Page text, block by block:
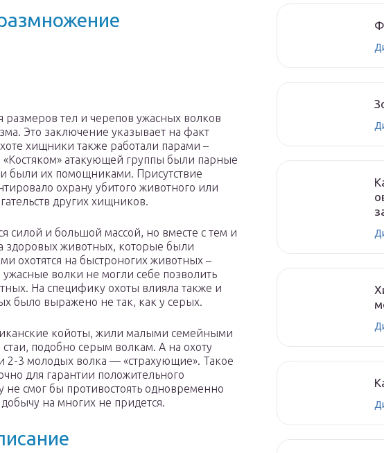
тел и черепов ужасных волков
Это заключение указывает на факт
хищники также работали парами –
атакующей группы были парные
были их помощниками. Присутствие
охрану убитого животного или
других хищников.
силой и большой массой, но вместе с тем и
здоровых животных, которые были
охотятся на быстроногих животных –
волки не могли себе позволить
На специфику охоты влияла также и
было выражено не так, как у серых.
койоты, жили малыми семейными
подобно серым волкам. А на охоту
2-3 молодых волка — «страхующие». Такое
для гарантии положительного
не смог бы противостоять одновременно
на многих не придется.